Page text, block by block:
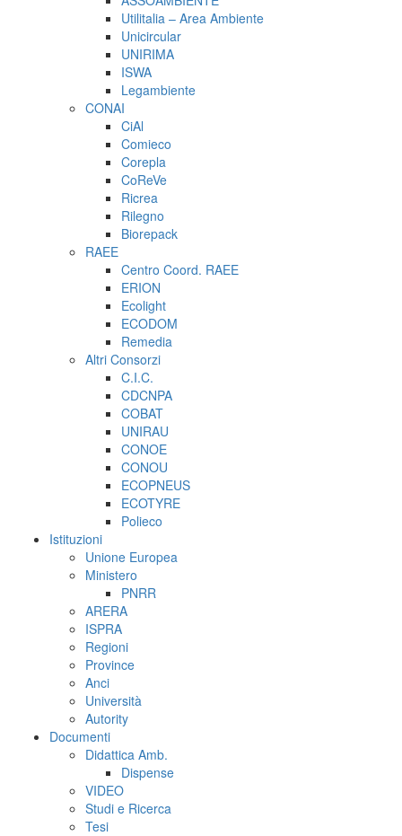
Utilitalia – Area Ambiente
Unicircular
UNIRIMA
ISWA
Legambiente
CONAI
CiAl
Comieco
Corepla
CoReVe
Ricrea
Rilegno
Biorepack
RAEE
Centro Coord. RAEE
ERION
Ecolight
ECODOM
Remedia
Altri Consorzi
C.I.C.
CDCNPA
COBAT
UNIRAU
CONOE
CONOU
ECOPNEUS
ECOTYRE
Polieco
Istituzioni
Unione Europea
Ministero
PNRR
ARERA
ISPRA
Regioni
Province
Anci
Università
Autority
Documenti
Didattica Amb.
Dispense
VIDEO
Studi e Ricerca
Tesi